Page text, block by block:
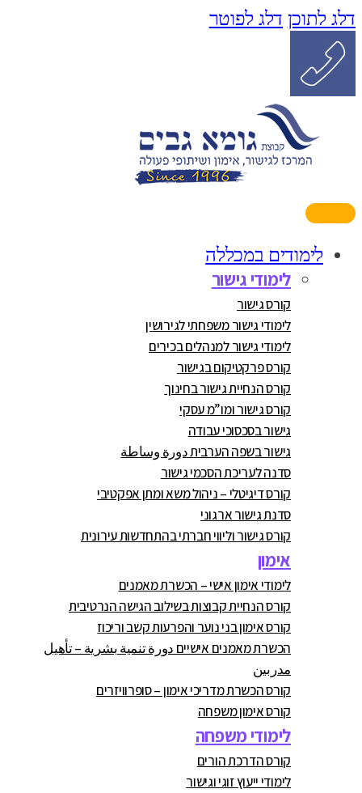
דלג לתוכן דלג לפוטר
לימודים במכללה
לימודי גישור
קורס גישור
לימודי גישור משפחתי לגירושין
לימודי גישור למנהלים בכירים
קורס פרקטיקום בגישור
קורס הנחיית גישור בחינוך
קורס גישור ומו”מ עסקי
גישור בסכסוכי עבודה
גישור בשפה הערבית دورة وساطة
סדנה לעריכת הסכמי גישור
קורס דיגיטלי – ניהול משא ומתן אפקטיבי
סדנת גישור ארגוני
קורס גישור וליווי חברתי בהתחדשות עירונית
אימון
לימודי אימון אישי – הכשרת מאמנים
קורס הנחיית קבוצות בשילוב הגישה הנרטיבית
קורס אימון בני נוער והפרעות קשב וריכוז
הכשרת מאמנים אישיים دورة تنمية بشرية – تأهيل
مدربين
קורס הכשרת מדריכי אימון – סופרוויזרים
קורס אימון משפחה
לימודי משפחה
קורס הדרכת הורים
לימודי ייעוץ זוגי וגישור